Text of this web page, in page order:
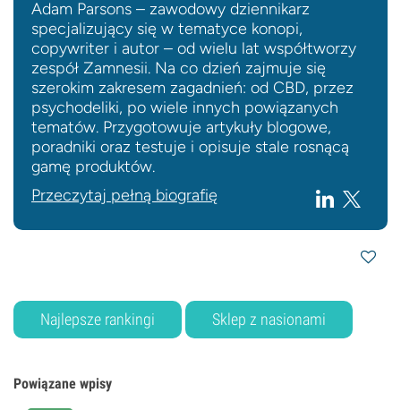
Adam Parsons – zawodowy dziennikarz
specjalizujący się w tematyce konopi,
copywriter i autor – od wielu lat współtworzy
zespół Zamnesii. Na co dzień zajmuje się
szerokim zakresem zagadnień: od CBD, przez
psychodeliki, po wiele innych powiązanych
tematów. Przygotowuje artykuły blogowe,
poradniki oraz testuje i opisuje stale rosnącą
gamę produktów.
Przeczytaj pełną biografię
Najlepsze rankingi Sklep z nasionami
Powiązane wpisy